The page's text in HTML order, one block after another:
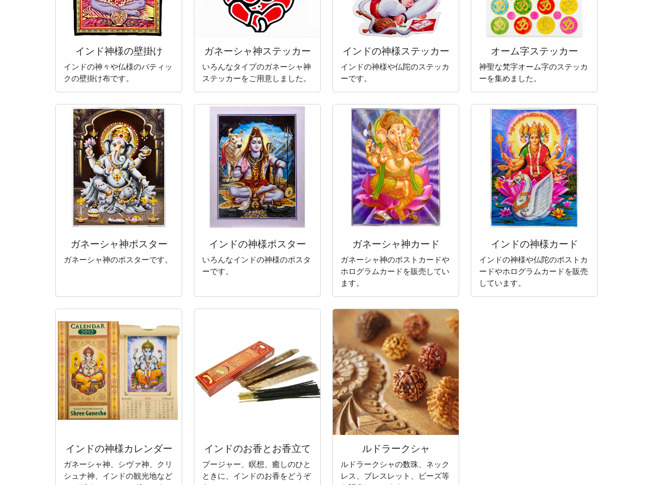
インド神様の壁掛け
インドの神々や仏様のバティッ
クの壁掛け布です。
ガネーシャ神ステッカー
いろんなタイプのガネーシャ神
ステッカーをご用意しました。
インドの神様ステッカー
インドの神様や仏陀のステッカ
ーです。
オーム字ステッカー
神聖な梵字オーム字のステッカ
ーを集めました。
ガネーシャ神ポスター
ガネーシャ神のポスターです。
インドの神様ポスター
いろんなインドの神様のポスタ
ーです。
ガネーシャ神カード
ガネーシャ神のポストカードや
ホログラムカードを販売してい
ます。
インドの神様カード
インドの神様や仏陀のポストカ
ードやホログラムカードを販売
しています。
インドの神様カレンダー
ガネーシャ神、シヴァ神、クリ
シュナ神、インドの観光地など
インドのお香とお香立て
プージャー、瞑想、癒しのひと
ときに、インドのお香をどうぞ
ルドラークシャ
ルドラークシャの数珠、ネック
レス、ブレスレット、ビーズ等